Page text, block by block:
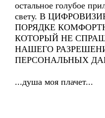
остальное голубое
свету. В
ПОРЯДКЕ
КОТОРЫЙ НЕ
НАШЕГО
ПЕРСОНАЛЬНЫХ
...душа моя плачет...